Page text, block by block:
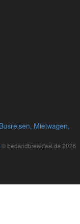
© bedandbreakfast.de 2026